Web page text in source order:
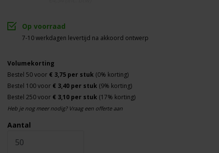
Op voorraad
7-10 werkdagen levertijd na akkoord ontwerp
Aantal
Volumekorting
Bestel 50 voor € 3,75 per stuk (0% korting)
Bestel 100 voor € 3,40 per stuk (9% korting)
Bestel 250 voor € 3,10 per stuk (17% korting)
Heb je nog meer nodig? Vraag een offerte aan